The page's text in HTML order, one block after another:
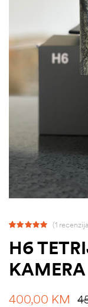
ocjena:
5.00 od
korisnika)
(1
H6
KAMERA
400,00 KM